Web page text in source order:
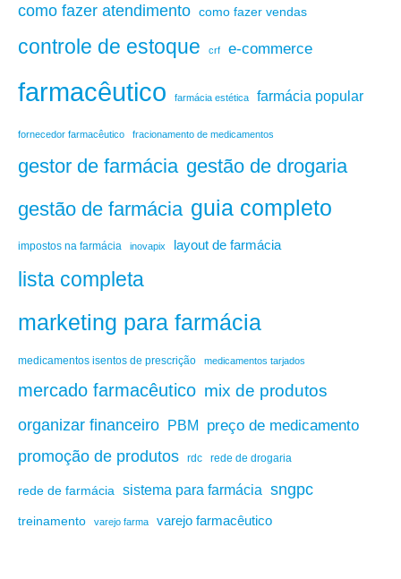
como fazer atendimento como fazer vendas
controle de estoque crf e-commerce
farmacêutico farmácia estética farmácia popular
fornecedor farmacêutico fracionamento de medicamentos
gestor de farmácia gestão de drogaria
gestão de farmácia guia completo
impostos na farmácia inovapix layout de farmácia
lista completa
marketing para farmácia
medicamentos isentos de prescrição medicamentos tarjados
mercado farmacêutico mix de produtos
organizar financeiro PBM preço de medicamento
promoção de produtos rdc rede de drogaria
rede de farmácia sistema para farmácia sngpc
treinamento varejo farma varejo farmacêutico